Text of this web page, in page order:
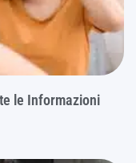
le Informazioni